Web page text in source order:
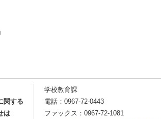
関する
は
学校教育課
電話： 0967-72-0443
ファックス：0967-72-1081